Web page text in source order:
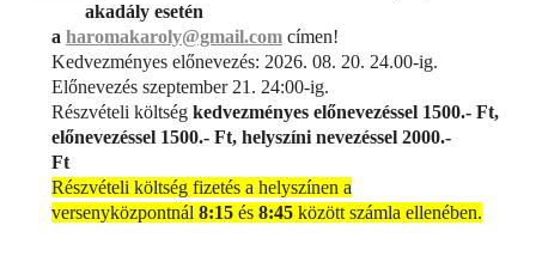
akadály esetén
a haromakaroly@gmail.comcímen!
Kedvezményes előnevezés: 2026. 08. 20. 24.00-ig.
Előnevezés szeptember 21. 24:00-ig.
Részvételi költség kedvezményes előnevezéssel 1500.- Ft,
előnevezéssel 1500.- Ft, helyszíni nevezéssel 2000.-
Ft
Részvételi költség fizetés a helyszínen a
versenyközpontnál 8:15és 8:45között számla ellenében.